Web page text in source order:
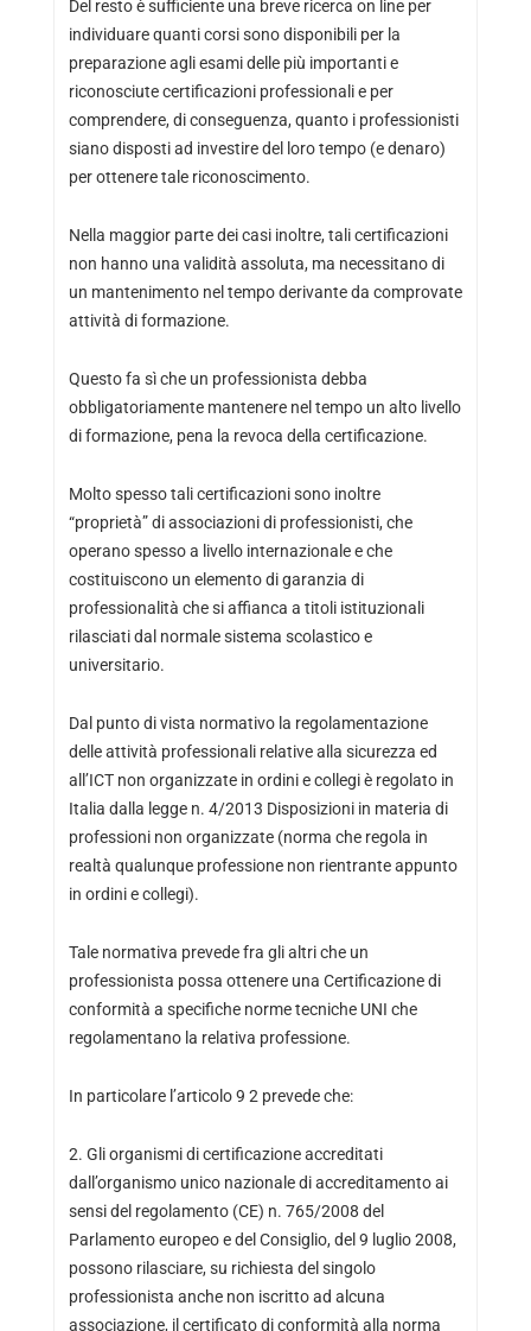
Del resto è sufficiente una breve ricerca on line per
individuare quanti corsi sono disponibili per la
preparazione agli esami delle più importanti e
riconosciute certificazioni professionali e per
comprendere, di conseguenza, quanto i professionisti
siano disposti ad investire del loro tempo (e denaro)
per ottenere tale riconoscimento.
Nella maggior parte dei casi inoltre, tali certificazioni
non hanno una validità assoluta, ma necessitano di
un mantenimento nel tempo derivante da comprovate
attività di formazione.
Questo fa sì che un professionista debba
obbligatoriamente mantenere nel tempo un alto livello
di formazione, pena la revoca della certificazione.
Molto spesso tali certificazioni sono inoltre
“proprietà” di associazioni di professionisti, che
operano spesso a livello internazionale e che
costituiscono un elemento di garanzia di
professionalità che si affianca a titoli istituzionali
rilasciati dal normale sistema scolastico e
universitario.
Dal punto di vista normativo la regolamentazione
delle attività professionali relative alla sicurezza ed
all’ICT non organizzate in ordini e collegi è regolato in
Italia dalla legge n. 4/2013 Disposizioni in materia di
professioni non organizzate (norma che regola in
realtà qualunque professione non rientrante appunto
in ordini e collegi).
Tale normativa prevede fra gli altri che un
professionista possa ottenere una Certificazione di
conformità a specifiche norme tecniche UNI che
regolamentano la relativa professione.
In particolare l’articolo 9 2 prevede che:
2. Gli organismi di certificazione accreditati
dall’organismo unico nazionale di accreditamento ai
sensi del regolamento (CE) n. 765/2008 del
Parlamento europeo e del Consiglio, del 9 luglio 2008,
possono rilasciare, su richiesta del singolo
professionista anche non iscritto ad alcuna
associazione, il certificato di conformità alla norma